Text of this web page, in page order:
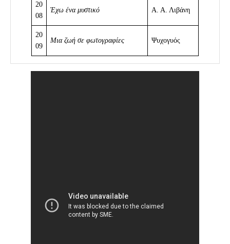
20
08
Έχω ένα μυστικό Α. Α. Λιβάνη
20
09
Μια ζωή σε φωτογραφίες Ψυχογυός